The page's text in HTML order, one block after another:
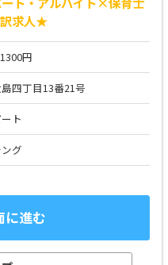
求人★
円
四丁目13番21号
ト
グ
に進む